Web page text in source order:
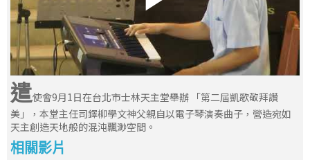
遣使會9月1日在台北市士林天主堂舉辦 「第二屆凱歌敬拜讚
美」，本堂主任司鐸柳學文神父親自以電子琴演奏曲子，營造宛如
天主創造天地般的混沌飄渺空間。
相關影片